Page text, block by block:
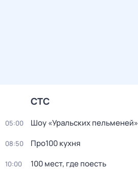
СТС
05:00 Шоу «Уральских пельменей»
08:50 Про100 кухня
10:00 100 мест, где поесть